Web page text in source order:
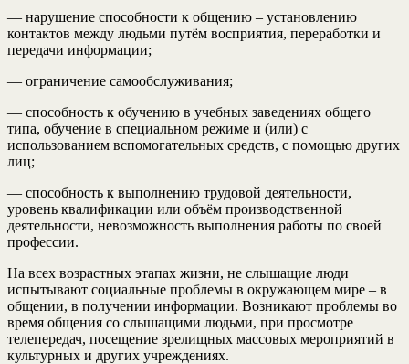
— нарушение способности к общению – установлению
контактов между людьми путём восприятия, переработки и
передачи информации;
— ограничение самообслуживания;
— способность к обучению в учебных заведениях общего
типа, обучение в специальном режиме и (или) с
использованием вспомогательных средств, с помощью других
лиц;
— способность к выполнению трудовой деятельности,
уровень квалификации или объём производственной
деятельности, невозможность выполнения работы по своей
профессии.
На всех возрастных этапах жизни, не слышащие люди
испытывают социальные проблемы в окружающем мире – в
общении, в получении информации. Возникают проблемы во
время общения со слышащими людьми, при просмотре
телепередач, посещение зрелищных массовых мероприятий в
культурных и других учреждениях.